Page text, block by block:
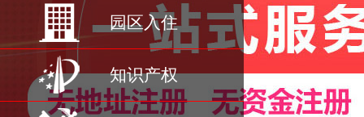
园区入住
知识产权